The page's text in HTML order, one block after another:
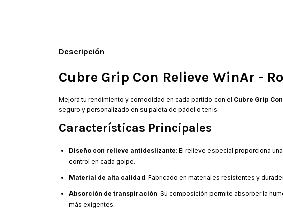
Descripción
Cubre Grip Con Relieve WinAr -
Mejorá tu rendimiento y comodidad en cada partido con el Cubre Grip
seguro y personalizado en su paleta de pádel o tenis.
Características Principales
Diseño con relieve antideslizante: El relieve especial proporciona
control en cada golpe.
Material de alta calidad: Fabricado en materiales resistentes y
Absorción de transpiración: Su composición permite absorber la
más exigentes.